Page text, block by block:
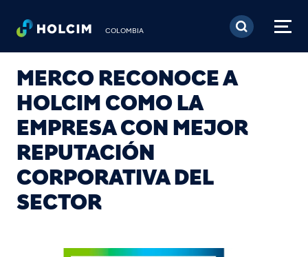
Pasar al contenido
COLOMBIA
MERCO RECONOCE A
HOLCIM COMO LA
EMPRESA CON MEJOR
REPUTACIÓN
CORPORATIVA DEL
SECTOR